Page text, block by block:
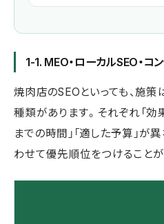
1-1. MEO・ローカルSEO・コ
焼肉店のSEOといっても、施
種類があります。それぞれ「効
までの時間」「適した予算」が
わせて優先順位をつけることが